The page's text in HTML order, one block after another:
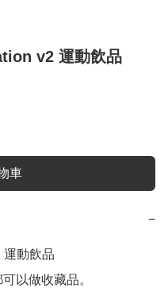
v2 運動飲品
車
−
運動飲品
以做收藏品。